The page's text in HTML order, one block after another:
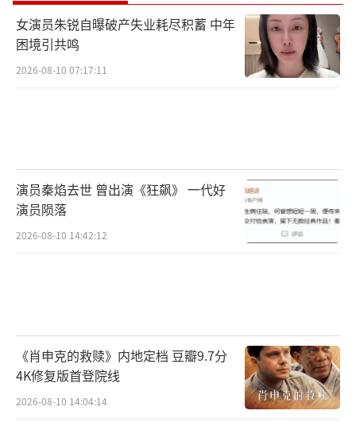
女演员朱锐自曝破产失业耗尽积蓄 中年
困境引共鸣
2026-08-10 07:17:11
演员秦焰去世 曾出演《狂飙》 一代好
演员陨落
2026-08-10 14:42:12
《肖申克的救赎》内地定档 豆瓣9.7分
4K修复版首登院线
2026-08-10 14:04:14